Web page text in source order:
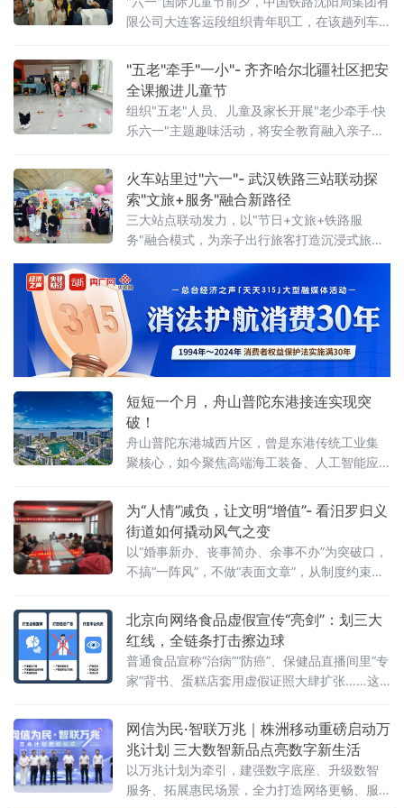
攸县的高质量发展注入了强劲的科技动力。
限公司大连客运段组织青年职工，在该趟列车
这个六一，坐高铁去撒
"五老"牵手"一小"- 齐齐哈尔北疆社区把安
全课搬进儿童节
组织"五老"人员、儿童及家长开展"老少牵手·快
乐六一"主题趣味活动，将安全教育融入亲子游
现场设置了多项互动游戏，社区"五老"与孩子们
携手参与、亲密配合。"五老"人员耐心示范游戏
火车站里过"六一"- 武汉铁路三站联动探
索"文旅+服务"融合新路径
三大站点联动发力，以"节日+文旅+铁路服
务"融合模式，为亲子出行旅客打造沉浸式旅途
站、武汉东站设联动分会场，重点面向环线列
车亲子出行旅客打造特色服务。活动前期，车
站依
短短一个月，舟山普陀东港接连实现突
破！
舟山普陀东港城西片区，曾是东港传统工业集
聚核心，如今聚焦高端海工装备、人工智能应
批优质企业相继落地，汽车零售总部集聚区也
加速成型，新能源汽车集合店二期等关键项目
稳步推进，发展动能持续增强。
为“人情”减负，让文明“增值”- 看汨罗归义
街道如何撬动风气之变
以“婚事新办、丧事简办、余事不办”为突破口，
不搞“一阵风”，不做“表面文章”，从制度约束到
常，走出一条系统化、常态化的移
北京向网络食品虚假宣传“亮剑”：划三大
红线，全链条打击擦边球
普通食品宣称“治病”“防癌”、保健品直播间里“专
家”背书、蛋糕店套用虚假证照大肆扩张……这
从源头到终端的精准打击。近日，北京市市场
监管局在全市范围内启动网络食品销售虚假宣
传专项整治行动，围绕网络食品销售全链条，
划设虚假商业营销、虚假违法广告、平台及直
播相关违法行为三大类“红线”，严厉查处各类虚
网信为民·智联万兆｜株洲移动重磅启动万
兆计划 三大数智新品点亮数字新生活
以万兆计划为牵引，建强数字底座、升级数智
服务、拓展惠民场景，全力打造网络更畅、服